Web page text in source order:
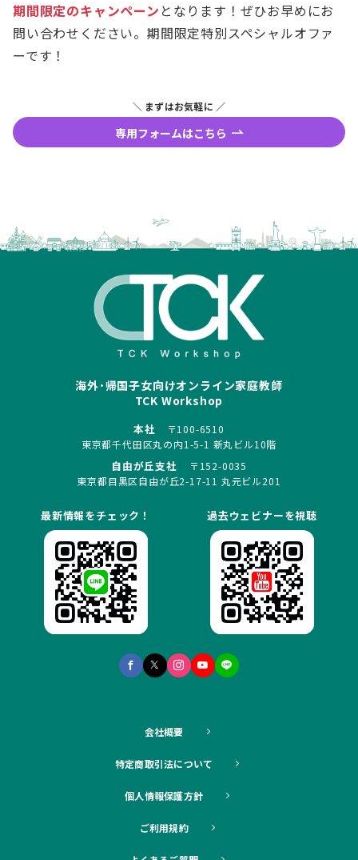
期間限定のキャンペーン となります！ぜひお早めにお
問い合わせください。期間限定特別スペシャルオファ
ーです！
＼ まずはお気軽に ／
専用フォームはこちら
海外･帰国子女向けオンライン家庭教師
TCK Workshop
本社
〒100-6510
東京都千代田区丸の内1-5-1 新丸ビル10階
自由が丘支社
〒152-0035
東京都目黒区自由が丘2-17-11 丸元ビル201
最新情報をチェック！ 過去ウェビナーを視聴
会社概要
特定商取引法について
個人情報保護方針
ご利用規約